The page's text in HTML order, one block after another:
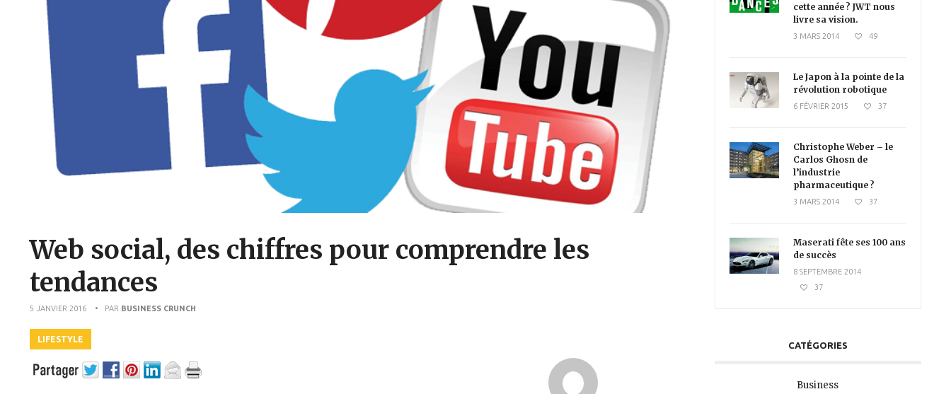
Web social, des chiffres pour comprendre les
tendances
5 JANVIER 2016 • PAR BUSINESS CRUNCH
LIFESTYLE
cette année ? JWT nous
livre sa vision.
3 MARS 2014 49
Le Japon à la pointe de la
révolution robotique
6 FÉVRIER 2015 37
Christophe Weber – le
Carlos Ghosn de
l’industrie
pharmaceutique ?
3 MARS 2014 37
Maserati fête ses 100 ans
de succès
8 SEPTEMBRE 2014
37
CATÉGORIES
Business